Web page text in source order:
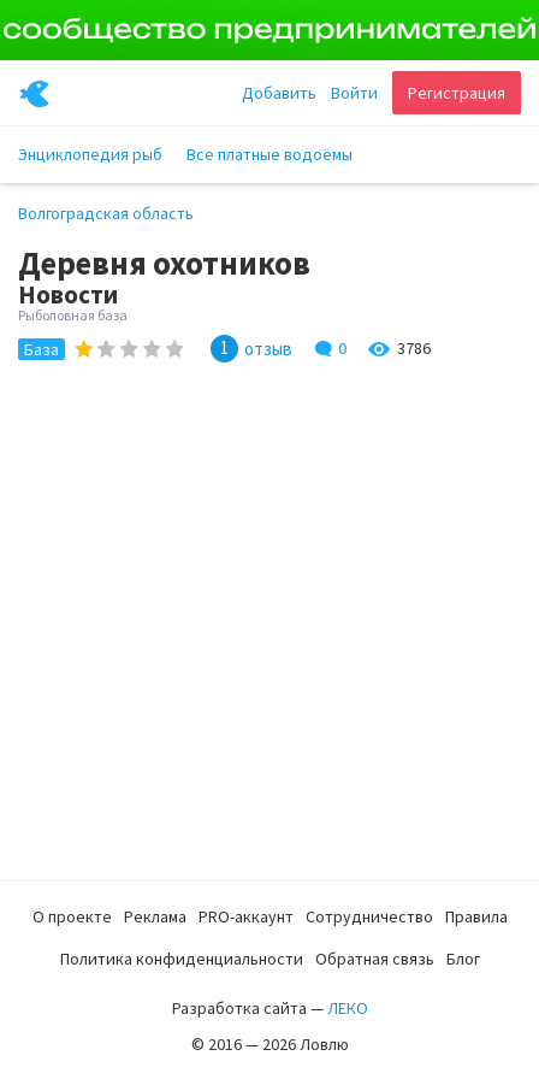
Регистрация
Войти
Добавить
Энциклопедия рыб Все платные водоёмы
Волгоградская область
Деревня охотников
Новости
Рыболовная база
База 1 отзыв 0 3786
О проекте Реклама PRO-аккаунт Сотрудничество
Правила
Политика конфиденциальности
Обратная связь Блог
Разработка сайта —ЛЕКО
© 2016 — 2026 Ловлю